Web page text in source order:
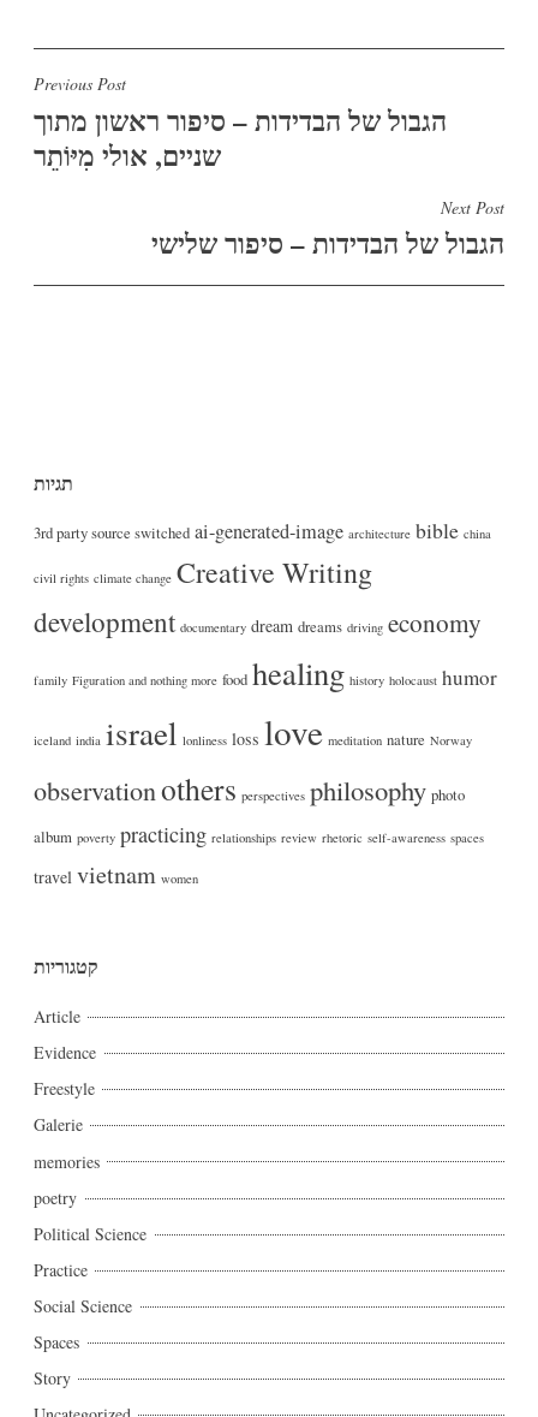
ניווט
Previous Post
הגבול של הבדידות – סיפור ראשון מתוך
שניים, אולי מִיּוֹתֵר
Next Post
הגבול של הבדידות – סיפור שלישי
תגיות
3rd party source switched ai-generated-image architecture bible china
civil rights climate change Creative Writing
development documentary dream dreams driving economy
family Figuration and nothing more food healing history holocaust humor
iceland india israel lonliness loss love meditation nature Norway
observationothers perspectives philosophy photo
album poverty practicing relationships review rhetoric self-awareness spaces
travel vietnam women
קטגוריות
Article
Evidence
Freestyle
Galerie
memories
poetry
Political Science
Practice
Social Science
Spaces
Story